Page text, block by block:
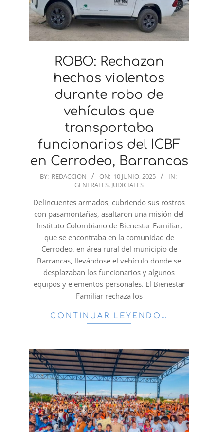
ROBO: Rechazan
hechos violentos
durante robo de
vehículos que
transportaba
funcionarios del ICBF
en Cerrodeo, Barrancas
2025-
10
BY: REDACCION ON: 10 JUNIO, 2025
IN:
GENERALES, JUDICIALES
Delincuentes armados, cubriendo sus rostros
con pasamontañas, asaltaron una misión del
Instituto Colombiano de Bienestar Familiar,
que se encontraba en la comunidad de
Cerrodeo, en área rural del municipio de
Barrancas, llevándose el vehículo donde se
desplazaban los funcionarios y algunos
equipos y elementos personales. El Bienestar
Familiar rechaza los
CONTINUAR LEYENDO…